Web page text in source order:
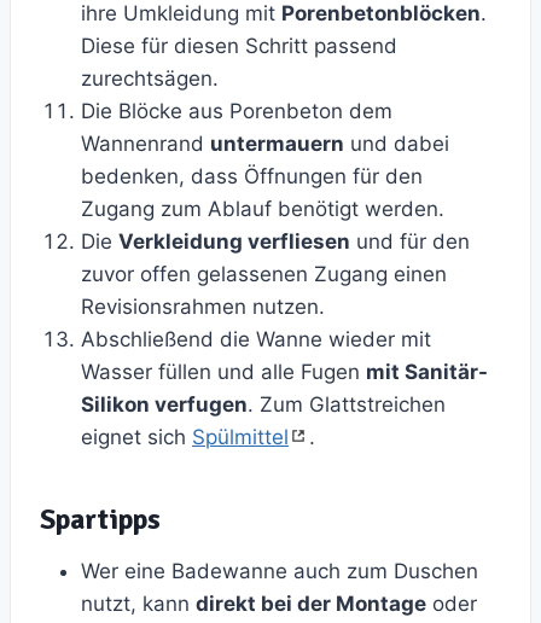
ihre Umkleidung mit Porenbetonblöcken.
Diese für diesen Schritt passend
zurechtsägen.
Die Blöcke aus Porenbeton dem
Wannenrand untermauern und dabei
bedenken, dass Öffnungen für den
Zugang zum Ablauf benötigt werden.
Die Verkleidung verfliesen und für den
zuvor offen gelassenen Zugang einen
Revisionsrahmen nutzen.
Abschließend die Wanne wieder mit
Wasser füllen und alle Fugen mit Sanitär-
Silikon verfugen. Zum Glattstreichen
eignet sich Spülmittel .
Spartipps
Wer eine Badewanne auch zum Duschen
nutzt, kann direkt bei der Montage oder